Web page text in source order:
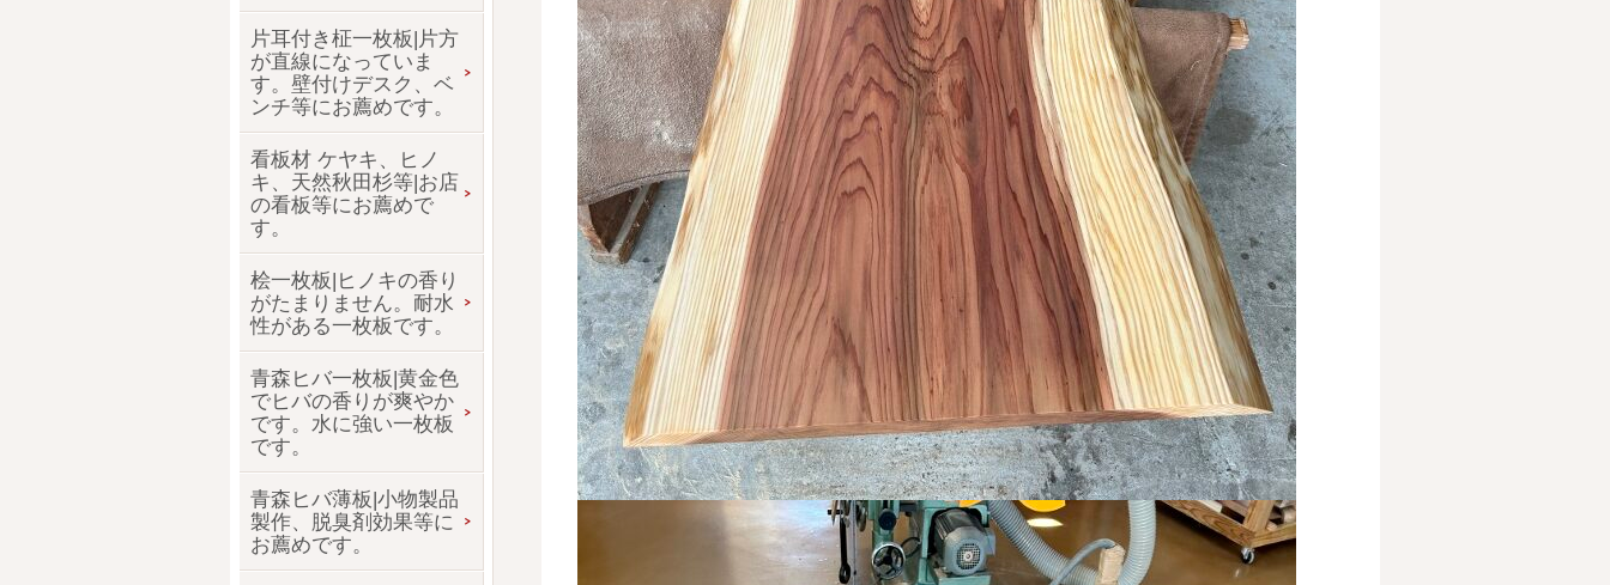
片耳付き柾一枚板|片方
が直線になっていま
す。壁付けデスク、ベ
ンチ等にお薦めです。
看板材 ケヤキ、ヒノ
キ、天然秋田杉等|お店
の看板等にお薦めで
す。
桧一枚板|ヒノキの香り
がたまりません。耐水
性がある一枚板です。
青森ヒバ一枚板|黄金色
でヒバの香りが爽やか
です。水に強い一枚板
です。
青森ヒバ薄板|小物製品
製作、脱臭剤効果等に
お薦めです。